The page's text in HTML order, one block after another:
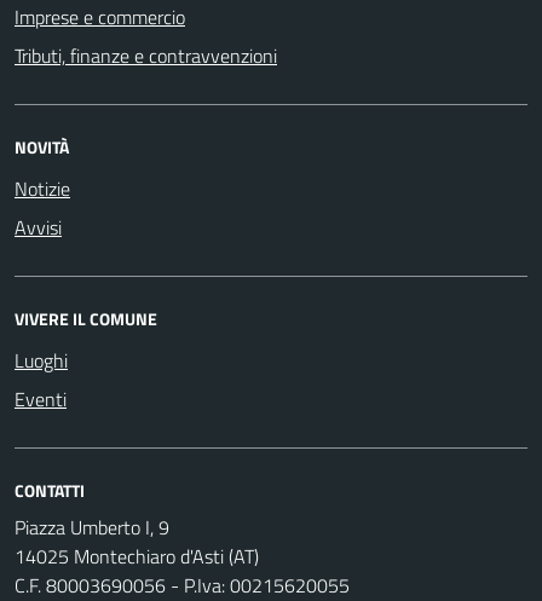
Imprese e commercio
Tributi, finanze e contravvenzioni
NOVITÀ
Notizie
Avvisi
VIVERE IL COMUNE
Luoghi
Eventi
CONTATTI
Piazza Umberto I, 9
14025 Montechiaro d'Asti (AT)
C.F. 80003690056 - P.Iva: 00215620055